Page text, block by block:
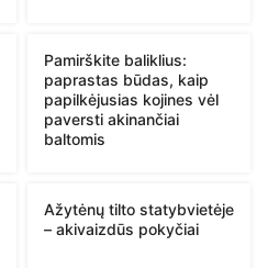
Pamirškite baliklius:
paprastas būdas, kaip
papilkėjusias kojines vėl
paversti akinančiai
baltomis
Ažytėnų tilto statybvietėje
– akivaizdūs pokyčiai